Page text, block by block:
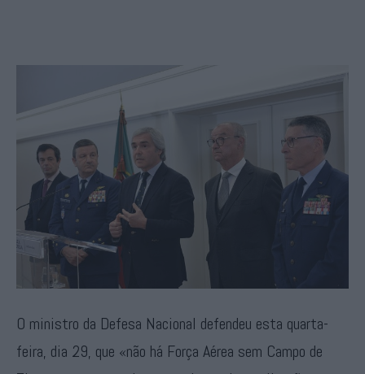
O ministro da Defesa Nacional defendeu esta quarta-
feira, dia 29, que «não há Força Aérea sem Campo de